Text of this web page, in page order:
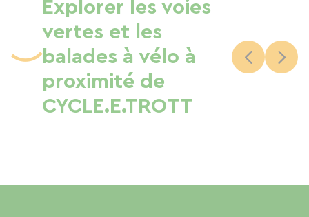
Explorer les voies
vertes et les
balades à vélo à
proximité de
CYCLE.E.TROTT